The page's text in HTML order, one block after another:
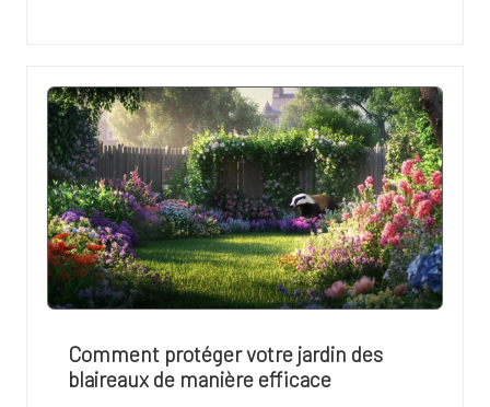
Comment protéger votre jardin des
blaireaux de manière efficace